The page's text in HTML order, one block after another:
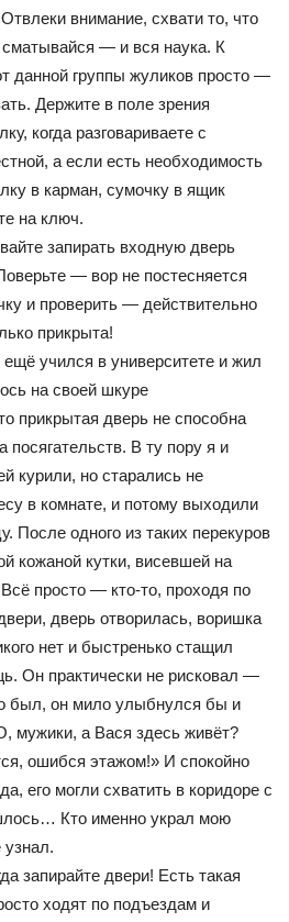
внимание, схвати то, что
— и вся наука. К
данной группы жуликов просто —
Держите в поле зрения
когда разговариваете с
а если есть необходимость
в карман, сумочку в ящик
на ключ.
запирать входную дверь
— вор не постесняется
и проверить — действительно
прикрыта!
ещё учился в университете и жил
на своей шкуре
прикрытая дверь не способна
посягательств. В ту пору я и
курили, но старались не
в комнате, и потому выходили
После одного из таких перекуров
кожаной кутки, висевшей на
просто — кто-то, проходя по
дверь отворилась, воришка
нет и быстренько стащил
Он практически не рисковал —
был, он мило улыбнулся бы и
мужики, а Вася здесь живёт?
ошибся этажом!» И спокойно
его могли схватить в коридоре с
Кто именно украл мою
узнал.
запирайте двери! Есть такая
ходят по подъездам и